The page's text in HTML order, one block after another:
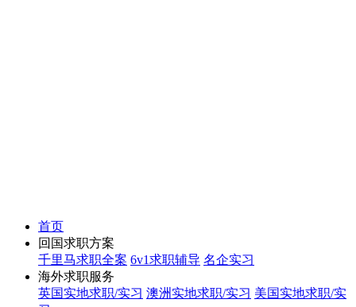
首页
回国求职方案
千里马求职全案 6v1求职辅导 名企实习
海外求职服务
英国实地求职/实习 澳洲实地求职/实习 美国实地求职/实